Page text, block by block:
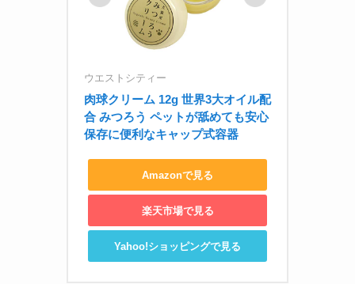
ウエストシティー
肉球クリーム 12g 世界3大オイル配
合 みつろう ペットが舐めても安心
保存に便利なキャップ式容器
Amazonで見る
楽天市場で見る
Yahoo!ショッピングで見る